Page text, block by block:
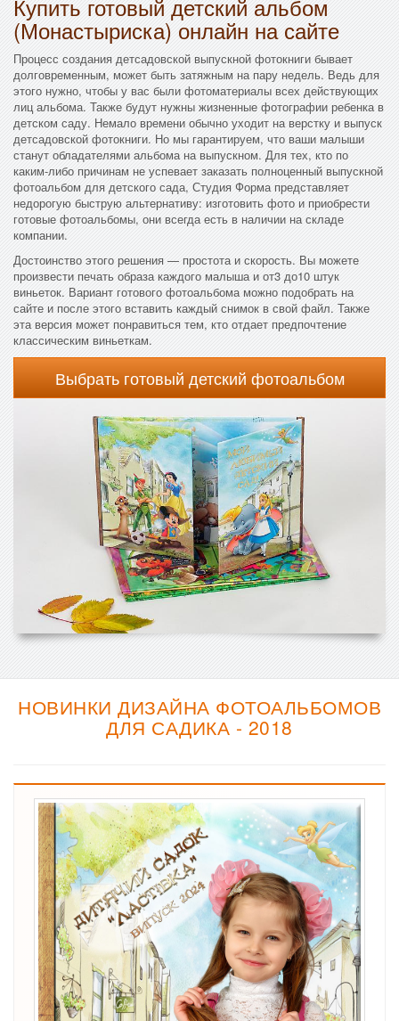
Купить готовый детский альбом
(Монастыриска) онлайн на сайте
Процесс создания детсадовской выпускной фотокниги бывает
долговременным, может быть затяжным на пару недель. Ведь для
этого нужно, чтобы у вас были фотоматериалы всех действующих
лиц альбома. Также будут нужны жизненные фотографии ребенка в
детском саду. Немало времени обычно уходит на верстку и выпуск
детсадовской фотокниги. Но мы гарантируем, что ваши малыши
станут обладателями альбома на выпускном. Для тех, кто по
каким-либо причинам не успевает заказать полноценный выпускной
фотоальбом для детского сада, Студия Форма представляет
недорогую быструю альтернативу: изготовить фото и приобрести
готовые фотоальбомы, они всегда есть в наличии на складе
компании.
Достоинство этого решения — простота и скорость. Вы можете
произвести печать образа каждого малыша и от3 до10 штук
виньеток. Вариант готового фотоальбома можно подобрать на
сайте и после этого вставить каждый снимок в свой файл. Также
эта версия может понравиться тем, кто отдает предпочтение
классическим виньеткам.
Выбрать готовый детский фотоальбом
НОВИНКИ ДИЗАЙНА ФОТОАЛЬБОМОВ
ДЛЯ САДИКА - 2018